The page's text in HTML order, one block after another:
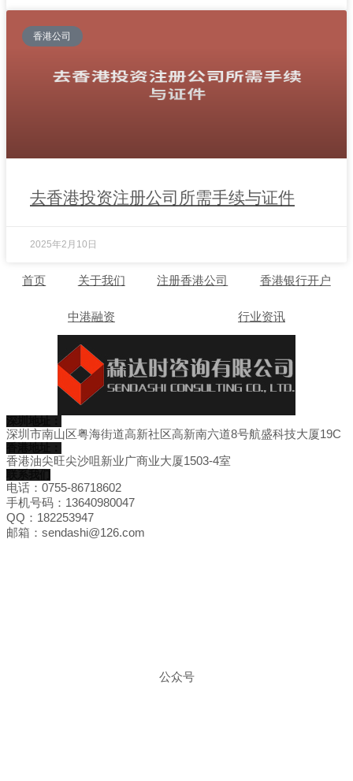
香港公司
去香港投资注册公司所需手续与证件
2025年2月10日
首页 关于我们 注册香港公司 香港银行开户
中港融资 行业资讯
深圳市南山区粤海街道高新社区高新南六道8号航盛科技大厦19C
香港油尖旺尖沙咀新业广商业大厦1503-4室
电话：0755-86718602
手机号码：13640980047
QQ：182253947
邮箱：sendashi@126.com
公众号